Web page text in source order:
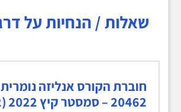
שאלות / הנחיות על
20462 – סמסטר קיץ 2022 (2022ג')